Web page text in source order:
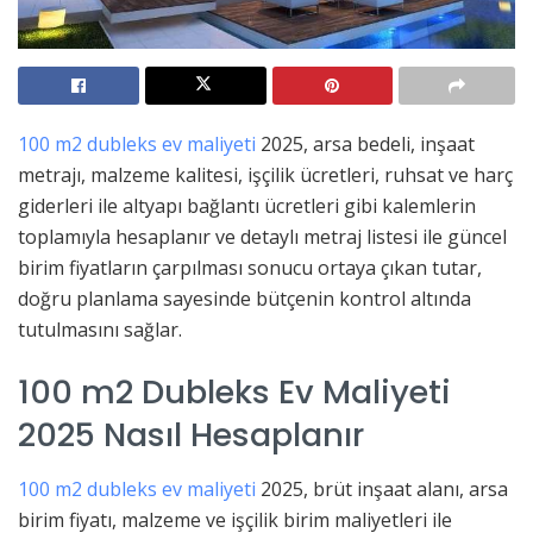
100 m2 dubleks ev maliyeti 2025, arsa bedeli, inşaat
metrajı, malzeme kalitesi, işçilik ücretleri, ruhsat ve harç
giderleri ile altyapı bağlantı ücretleri gibi kalemlerin
toplamıyla hesaplanır ve detaylı metraj listesi ile güncel
birim fiyatların çarpılması sonucu ortaya çıkan tutar,
doğru planlama sayesinde bütçenin kontrol altında
tutulmasını sağlar.
100 m2 Dubleks Ev Maliyeti
2025 Nasıl Hesaplanır
100 m2 dubleks ev maliyeti 2025, brüt inşaat alanı, arsa
birim fiyatı, malzeme ve işçilik birim maliyetleri ile